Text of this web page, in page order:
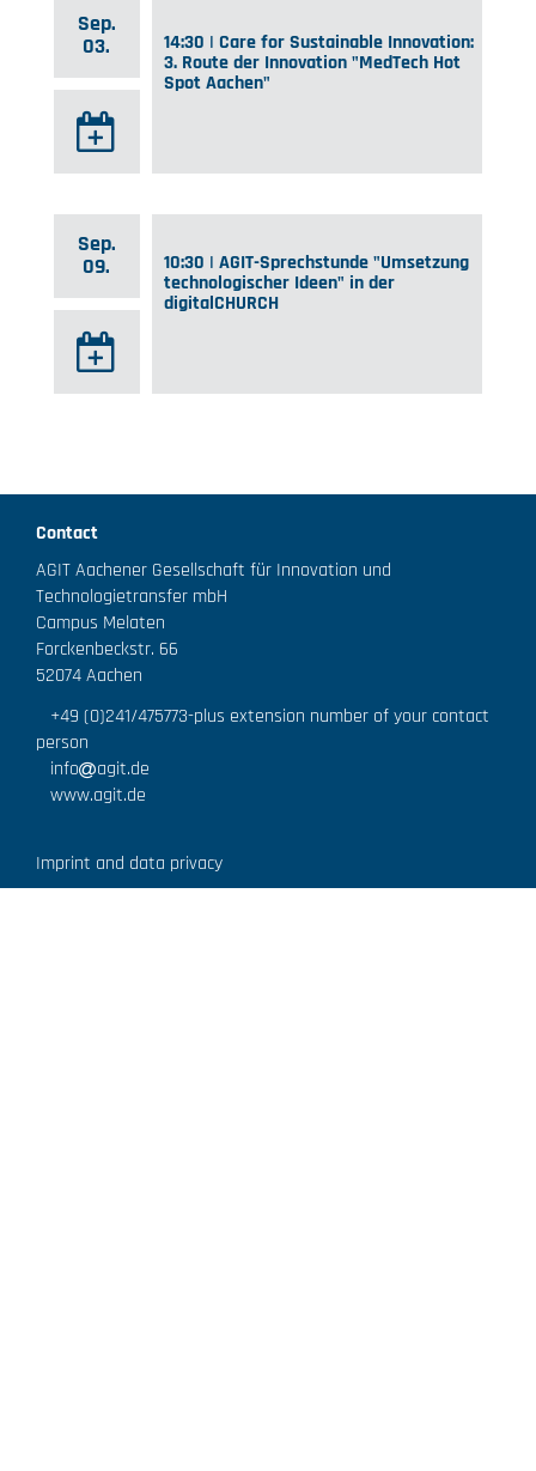
Sep.
03.
14:30 | Care for Sustainable Innovation:
3. Route der Innovation "MedTech Hot
Spot Aachen"
Sep.
09.
10:30 | AGIT-Sprechstunde "Umsetzung
technologischer Ideen" in der
digitalCHURCH
Contact
AGIT Aachener Gesellschaft für Innovation und
Technologietransfer mbH
Campus Melaten
Forckenbeckstr. 66
52074 Aachen
+49 (0)241/475773-plus extension number of your contact
person
info
agit.de
www.agit.de
Imprint and data privacy